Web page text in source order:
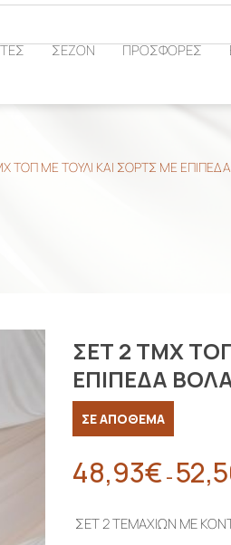
ΣΕΖΟΝ ΠΡΟΣΦΟΡΕΣ
ΤΟΠ ΜΕ ΤΟΥΛΙ ΚΑΙ ΣΟΡΤΣ ΜΕ ΕΠΙΠΕΔΑ
ΣΕΤ 2 ΤΜΧ
ΕΠΙΠΕΔΑ
ΣΕ ΑΠΟΘΕΜΑ
48,93€ –
ΣΕΤ 2 ΤΕΜΑΧΙΩΝ ΜΕ